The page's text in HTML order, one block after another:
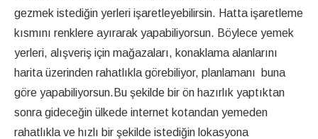
gezmek istediğin yerleri işaretleyebilirsin. Hatta işaretleme
kısmını renklere ayırarak yapabiliyorsun. Böylece yemek
yerleri, alışveriş için mağazaları, konaklama alanlarını
harita üzerinden rahatlıkla görebiliyor, planlamanı buna
göre yapabiliyorsun.Bu şekilde bir ön hazırlık yaptıktan
sonra gideceğin ülkede internet kotandan yemeden
rahatlıkla ve hızlı bir şekilde istediğin lokasyona